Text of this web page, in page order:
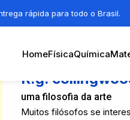
rápida para todo o Brasil.
HomeFísicaQuímica
R.g.
uma filosofia da arte
Muitos filósofos se